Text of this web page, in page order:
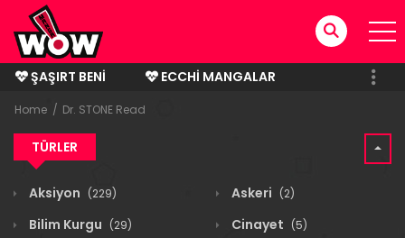
ŞAŞIRT BENI
ECCHI MANGALAR
BITMIŞ MANGALAR
Home Dr. STONE Read
TÜRLER
Aksiyon (229) Askeri (2)
Bilim Kurgu (29) Cinayet (5)